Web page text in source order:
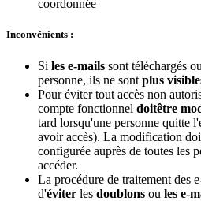
coordonnée
Inconvénients :
Si les e-mails sont téléchargés ou
personne, ils ne sont plus
Pour éviter tout accès non
compte fonctionnel doitêtre
tard lorsqu'une personne quitte
avoir accès). La modification
configurée auprès de toutes les
accéder.
La procédure de traitement des
d'éviter les doublons ou les e-